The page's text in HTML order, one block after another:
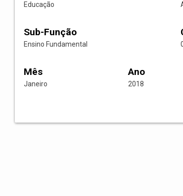
Educação
Sub-Função
Ensino Fundamental
Mês
Janeiro
Ano
2018